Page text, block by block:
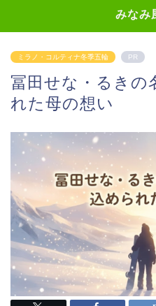
みなみ
ミラノ・コルティナ冬季五輪 PR
冨田せな・るきの
れた母の想い